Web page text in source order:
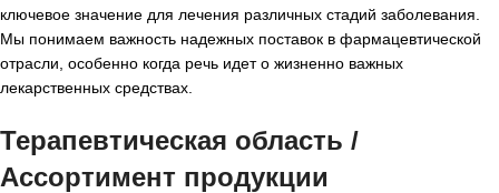
ключевое значение для лечения различных стадий заболевания.
Мы понимаем важность надежных поставок в фармацевтической
отрасли, особенно когда речь идет о жизненно важных
лекарственных средствах.
Терапевтическая область /
Ассортимент продукции